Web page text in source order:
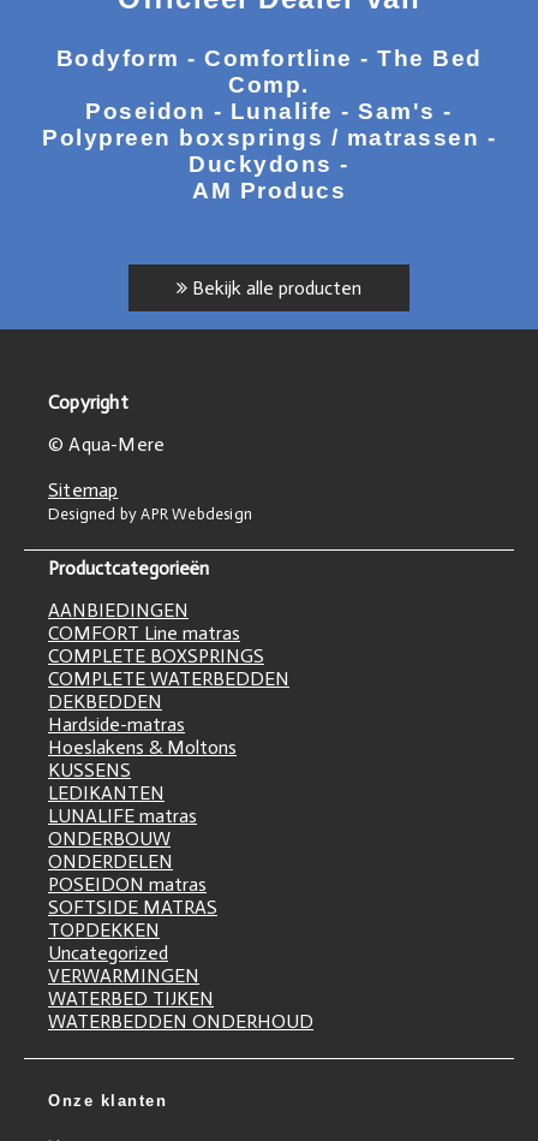
Bodyform - Comfortline - The Bed
Comp.
Poseidon - Lunalife - Sam's -
Polypreen boxsprings / matrassen -
Duckydons -
AM Producs
Bekijk alle producten
Copyright
© Aqua-Mere
Sitemap
Designed by APR Webdesign
Productcategorieën
AANBIEDINGEN
COMFORT Line matras
COMPLETE BOXSPRINGS
COMPLETE WATERBEDDEN
DEKBEDDEN
Hardside-matras
Hoeslakens & Moltons
KUSSENS
LEDIKANTEN
LUNALIFE matras
ONDERBOUW
ONDERDELEN
POSEIDON matras
SOFTSIDE MATRAS
TOPDEKKEN
Uncategorized
VERWARMINGEN
WATERBED TIJKEN
WATERBEDDEN ONDERHOUD
Onze klanten